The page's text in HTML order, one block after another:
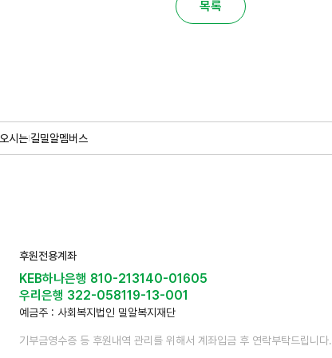
목록
오시는 길밀알멤버스
후원전용계좌
KEB하나은행 810-213140-01605
우리은행 322-058119-13-001
예금주 : 사회복지법인 밀알복지재단
기부금영수증 등 후원내역 관리를 위해서 계좌입금 후 연락부탁드립니다.